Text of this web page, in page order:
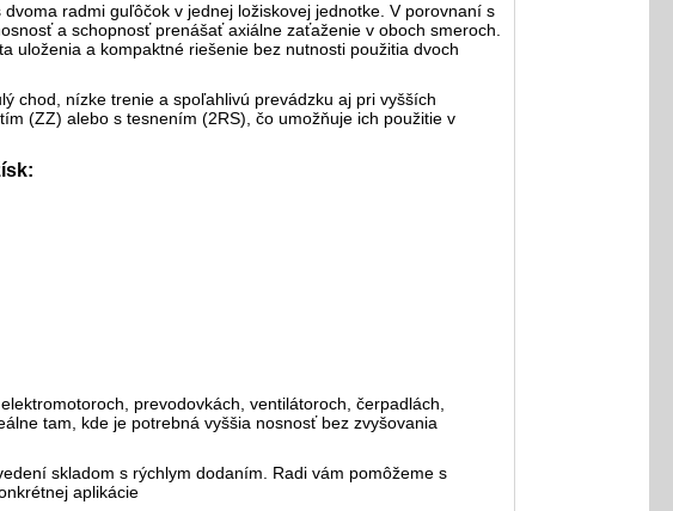
radmi guľôčok v jednej ložiskovej jednotke. V porovnaní s
a schopnosť prenášať axiálne zaťaženie v oboch smeroch.
uloženia a kompaktné riešenie bez nutnosti použitia dvoch
chod, nízke trenie a spoľahlivú prevádzku aj pri vyšších
(ZZ) alebo s tesnením (2RS), čo umožňuje ich použitie v
prevodovkách, ventilátoroch, čerpadlách,
tam, kde je potrebná vyššia nosnosť bez zvyšovania
skladom s rýchlym dodaním. Radi vám pomôžeme s
aplikácie